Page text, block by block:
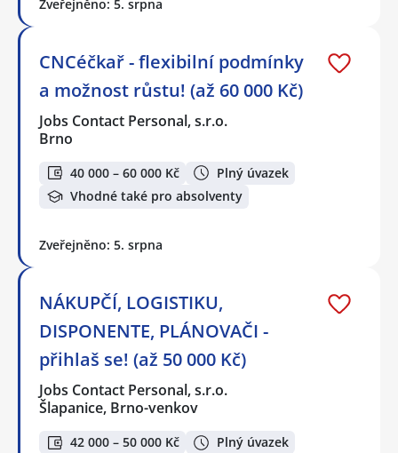
Zveřejněno: 5. srpna
CNCéčkař - flexibilní podmínky
a možnost růstu! (až 60 000 Kč)
Jobs Contact Personal, s.r.o.
Brno
40 000 – 60 000 Kč
Plný úvazek
Vhodné také pro absolventy
Zveřejněno: 5. srpna
NÁKUPČÍ, LOGISTIKU,
DISPONENTE, PLÁNOVAČI -
přihlaš se! (až 50 000 Kč)
Jobs Contact Personal, s.r.o.
Šlapanice, Brno-venkov
42 000 – 50 000 Kč Plný úvazek